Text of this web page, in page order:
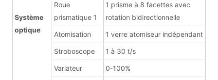
Système
optique
Roue
prismatique 1
1 prisme à 8 facettes avec
rotation bidirectionnelle
Atomisation 1 verre atomiseur indépendant
Stroboscope 1 à 30 t/s
Variateur 0-100%